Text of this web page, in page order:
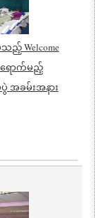
Welcome
က်ရောက်မည့်
အခမ်းအနား